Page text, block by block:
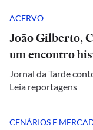
ACERVO
João Gilberto,
um encontro
Jornal da Tarde
Leia reportagens
CENÁRIOS E